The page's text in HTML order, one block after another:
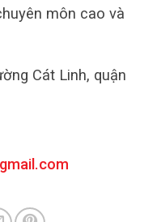
môn cao và
Cát Linh, quận